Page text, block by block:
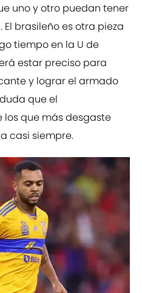
uno y otro puedan tener
brasileño es otra pieza
tiempo en la U de
estar preciso para
y lograr el armado
que el
los que más desgaste
casi siempre.